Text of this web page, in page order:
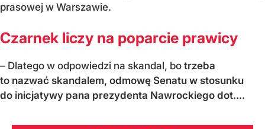
prasowej w Warszawie.
Czarnek liczy na poparcie prawicy
– Dlatego w odpowiedzi na skandal, bo trzeba
to nazwać skandalem, odmowę Senatu w stosunku
do inicjatywy pana prezydenta Nawrockiego dot....